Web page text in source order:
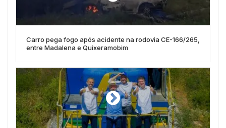
Carro pega fogo após acidente na rodovia CE-166/265,
entre Madalena e Quixeramobim